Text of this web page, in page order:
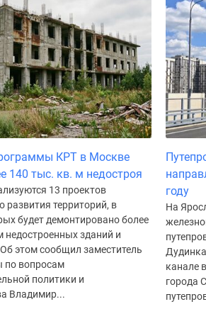
КРТ в Москве
140 тыс. кв. м недостроя
13 проектов
развития территорий, в
будет демонтировано более
недостроенных зданий и
этом сообщил заместитель
по вопросам
политики и
Владимир...
году
На
канале
города